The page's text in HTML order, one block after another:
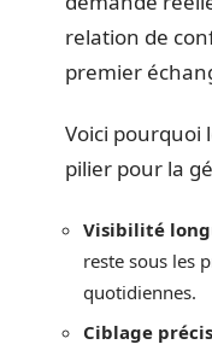
relation de
premier
Voici pourquoi
pilier pour la
Visibilité
reste sous les
quotidiennes.
Ciblage précis